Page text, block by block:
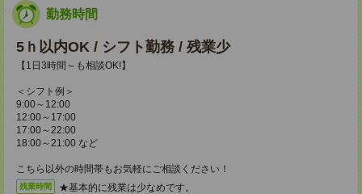
勤務時間
5ｈ以内OK / シフト勤務 / 残業少
【1日3時間～も相談OK!】
＜シフト例＞
9:00～12:00
12:00～17:00
17:00～22:00
18:00～21:00 など
こちら以外の時間帯もお気軽にご相談ください！
残業時間
★基本的に残業は少なめです。